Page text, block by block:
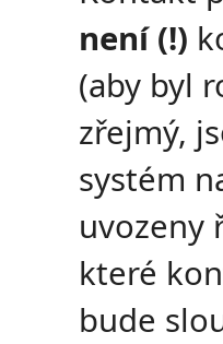
není (!)
(aby byl
zřejmý,
systém
uvozeny
které
bude